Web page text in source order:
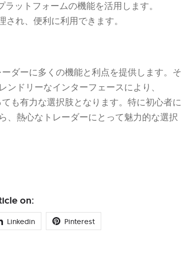
ットフォームの機能を活用します。
れ、便利に利用できます。
ダーに多くの機能と利点を提供します。そ
ドリーなインターフェースにより、
も有力な選択肢となります。特に初心者に
、熱心なトレーダーにとって魅力的な選択
on:
Linkedin Pinterest